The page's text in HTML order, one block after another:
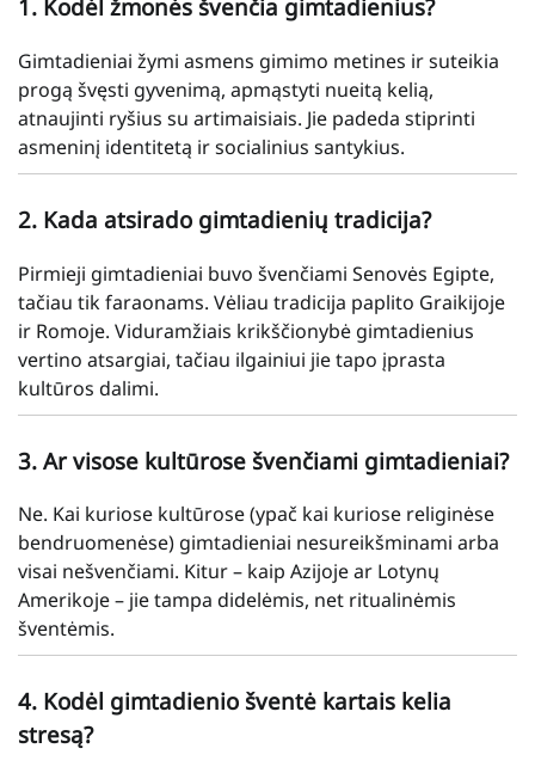
1. Kodėl žmonės švenčia gimtadienius?
Gimtadieniai žymi asmens gimimo metines ir suteikia
progą švęsti gyvenimą, apmąstyti nueitą kelią,
atnaujinti ryšius su artimaisiais. Jie padeda stiprinti
asmeninį identitetą ir socialinius santykius.
2. Kada atsirado gimtadienių tradicija?
Pirmieji gimtadieniai buvo švenčiami Senovės Egipte,
tačiau tik faraonams. Vėliau tradicija paplito Graikijoje
ir Romoje. Viduramžiais krikščionybė gimtadienius
vertino atsargiai, tačiau ilgainiui jie tapo įprasta
kultūros dalimi.
3. Ar visose kultūrose švenčiami gimtadieniai?
Ne. Kai kuriose kultūrose (ypač kai kuriose religinėse
bendruomenėse) gimtadieniai nesureikšminami arba
visai nešvenčiami. Kitur – kaip Azijoje ar Lotynų
Amerikoje – jie tampa didelėmis, net ritualinėmis
šventėmis.
4. Kodėl gimtadienio šventė kartais kelia
stresą?